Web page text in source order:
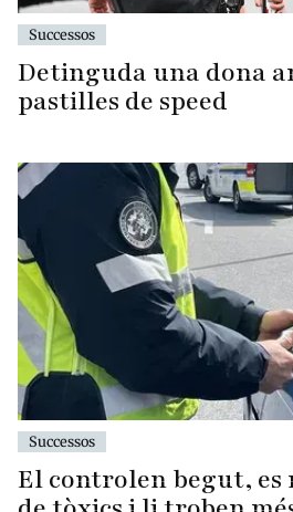
Successos
Detinguda una dona
pastilles de speed
Successos
El controlen begut, es